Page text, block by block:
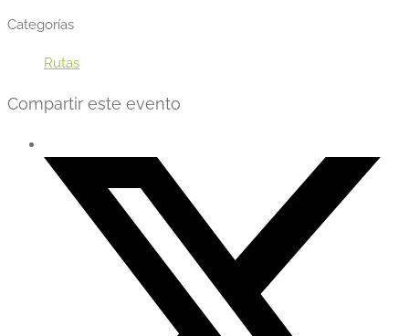
Categorías
Rutas
Compartir este evento